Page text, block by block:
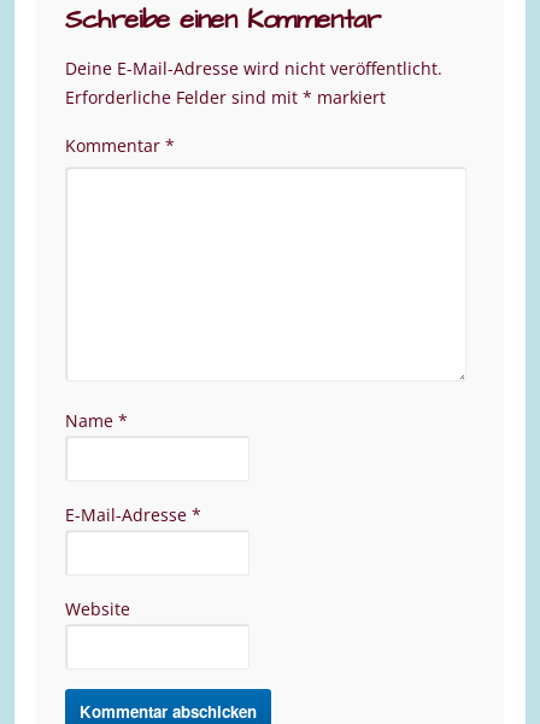
Schreibe einen Kommentar
Deine E-Mail-Adresse wird nicht veröffentlicht.
Erforderliche Felder sind mit * markiert
Kommentar *
Name *
E-Mail-Adresse *
Website